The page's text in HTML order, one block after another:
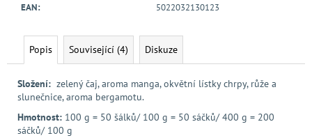
EAN: 5022032130123
Popis Související (4) Diskuze
Složení: zelený čaj, aroma manga, okvětní lístky chrpy, růže a
slunečnice, aroma bergamotu.
Hmotnost: 100 g = 50 šálků/ 100 g = 50 sáčků/ 400 g = 200
sáčků/ 100 g